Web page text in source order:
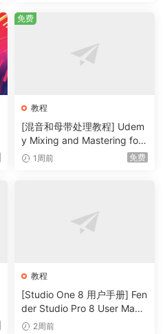
教程
[混音和母带处理教程] Udem
y Mixing and Mastering for
Producers [TUTORiAL]（6.
1周前 免费
免费
教程
[Studio One 8 用户手册] Fen
der Studio Pro 8 User Manu
al v8.1.0-R2R（931MB）
2周前